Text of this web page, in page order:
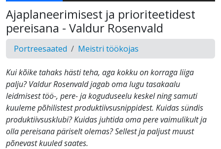
Ajaplaneerimisest ja prioriteetidest
pereisana - Valdur Rosenvald
Portreesaated Meistri töökojas
Kui kõike tahaks hästi teha, aga kokku on korraga liiga
palju? Valdur Rosenvald jagab oma lugu tasakaalu
leidmisest töö-, pere- ja koguduseelu keskel ning samuti
kuuleme põhilistest produktiivsusnippidest. Kuidas sündis
produktiivsusklubi? Kuidas juhtida oma pere vaimulikult ja
olla pereisana päriselt olemas? Sellest ja paljust muust
põnevast kuuled saates.